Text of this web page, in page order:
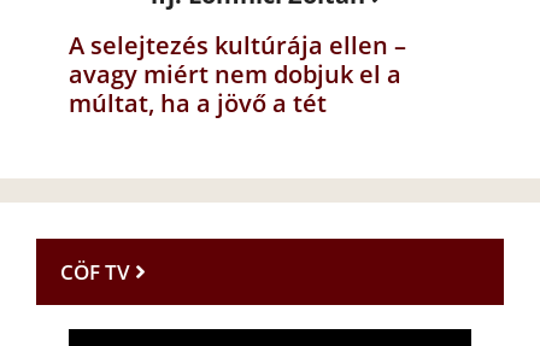
A selejtezés kultúrája ellen –
avagy miért nem dobjuk el a
múltat, ha a jövő a tét
CÖF TV